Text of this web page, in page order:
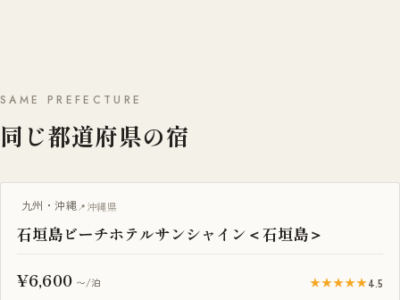
SAME PREFECTURE
同じ都道府県の宿
露天風呂付き客室
九州・沖縄 沖縄県
石垣島ビーチホテルサンシャイン＜石垣島＞
¥6,600 〜/泊 ★★★★★4.5